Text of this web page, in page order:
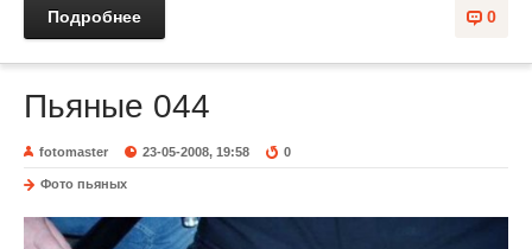
0
Подробнее
Пьяные 044
fotomaster 23-05-2008, 19:58 0
Фото пьяных